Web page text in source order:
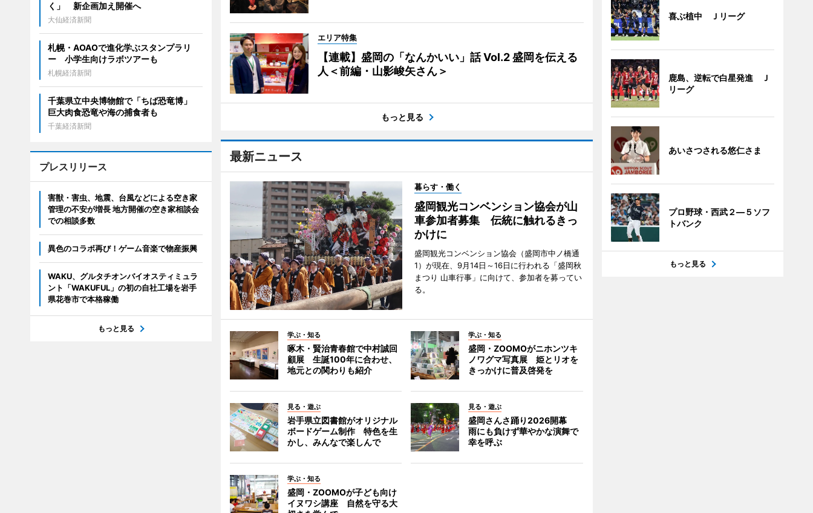
エリア特集
【連載】盛岡の「なんかいい」話 Vol.2 盛岡を伝える
人＜前編・山影峻矢さん＞
もっと見る
最新ニュース
暮らす・働く
盛岡観光コンベンション協会が山
車参加者募集 伝統に触れるきっ
かけに
盛岡観光コンベンション協会（盛岡市中ノ橋通
1）が現在、9月14日～16日に行われる「盛岡秋
まつり 山車行事」に向けて、参加者を募ってい
る。
学ぶ・知る
啄木・賢治青春館で中村誠回
顧展 生誕100年に合わせ、
地元との関わりも紹介
学ぶ・知る
盛岡・ZOOMOがニホンツキ
ノワグマ写真展 姫とリオを
きっかけに普及啓発を
見る・遊ぶ
岩手県立図書館がオリジナル
ボードゲーム制作 特色を生
かし、みんなで楽しんで
見る・遊ぶ
盛岡さんさ踊り2026開幕
雨にも負けず華やかな演舞で
幸を呼ぶ
学ぶ・知る
盛岡・ZOOMOが子ども向け
イヌワシ講座 自然を守る大
く」 新企画加え開催へ
大仙経済新聞
札幌・AOAOで進化学ぶスタンプラリ
ー 小学生向けラボツアーも
札幌経済新聞
千葉県立中央博物館で「ちば恐竜博」
巨大肉食恐竜や海の捕食者も
千葉経済新聞
プレスリリース
害獣・害虫、地震、台風などによる空き家
管理の不安が増長 地方開催の空き家相談会
での相談多数
異色のコラボ再び！ゲーム音楽で物産振興
WAKU、グルタチオンバイオスティミュラ
ント「WAKUFUL」の初の自社工場を岩手
県花巻市で本格稼働
もっと見る
喜ぶ植中 Ｊリーグ
鹿島、逆転で白星発進 Ｊ
リーグ
あいさつされる悠仁さま
プロ野球・西武２―５ソフ
トバンク
もっと見る